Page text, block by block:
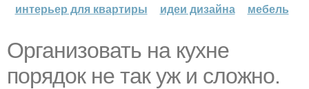
интерьер для квартиры
идеи дизайна мебель
Организовать на кухне
порядок не так уж и сложно.